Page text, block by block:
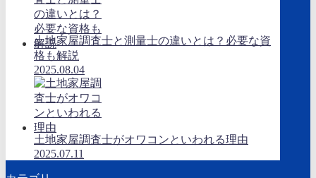
土地家屋調査士と測量士の違いとは？必要な資
格も解説
2025.08.04
土地家屋調査士がオワコンといわれる理由
2025.07.11